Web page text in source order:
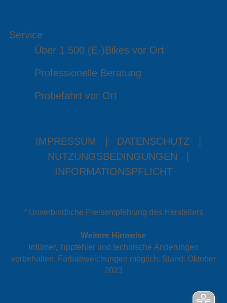
Service
Über 1.500 (E-)Bikes vor Ort
Professionelle Beratung
Probefahrt vor Ort
IMPRESSUM DATENSCHUTZ
NUTZUNGSBEDINGUNGEN
INFORMATIONSPFLICHT
* Unverbindliche Preisempfehlung des Herstellers
Weitere Hinweise
Irrtümer, Tippfehler und technische Änderungen
vorbehalten. Farbabweichungen möglich. Stand: Oktober
2023